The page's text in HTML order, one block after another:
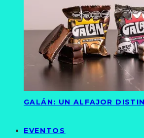
GALÁN: UN ALFAJOR
EVENTOS